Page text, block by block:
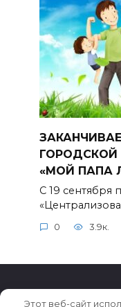
ГОРОДСКОЙ
«МОЙ ПАПА
С 19 сентября
0 3.9к.
Этот веб-сайт